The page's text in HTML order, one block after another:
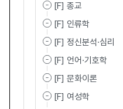
[F] 종교
[F] 인류학
[F] 정신분석·심리
[F] 언어·기호학
[F] 문화이론
[F] 여성학